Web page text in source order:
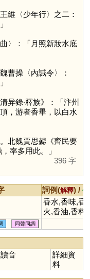
維〈少年行〉之二：
〉：「月照新妝水底
曹操〈內誡令〉：
异錄‧釋族》：「汴州
，游者香畢，以白水
北魏賈思勰《齊民要
率多用此。」
396 字
詞例(解釋) /
香水,香味,香
火,香油,香料
同聲同調
音
詳細資
料